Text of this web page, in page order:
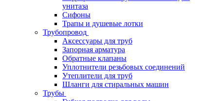
унитаза
Сифоны
Трапы и душевые лотки
Трубопровод
Аксессуары для труб
Запорная арматура
Обратные клапаны
Уплотнители резьбовых соединений
Утеплители для труб
Шланги для стиральных машин
Трубы